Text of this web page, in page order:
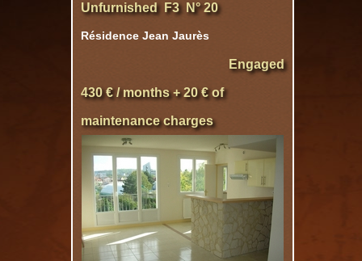
Unfurnished F3 N° 20
Résidence Jean Jaurès
Engaged
430 € / months + 20 € of
maintenance charges